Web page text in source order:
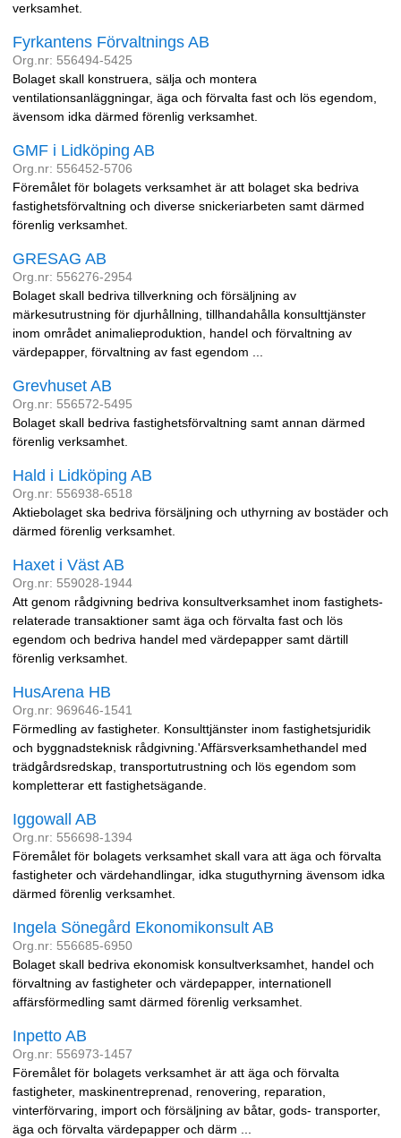
verksamhet.
Fyrkantens Förvaltnings AB
Org.nr: 556494-5425
Bolaget skall konstruera, sälja och montera
ventilationsanläggningar, äga och förvalta fast och lös egendom,
ävensom idka därmed förenlig verksamhet.
GMF i Lidköping AB
Org.nr: 556452-5706
Föremålet för bolagets verksamhet är att bolaget ska bedriva
fastighetsförvaltning och diverse snickeriarbeten samt därmed
förenlig verksamhet.
GRESAG AB
Org.nr: 556276-2954
Bolaget skall bedriva tillverkning och försäljning av
märkesutrustning för djurhållning, tillhandahålla konsulttjänster
inom området animalieproduktion, handel och förvaltning av
värdepapper, förvaltning av fast egendom ...
Grevhuset AB
Org.nr: 556572-5495
Bolaget skall bedriva fastighetsförvaltning samt annan därmed
förenlig verksamhet.
Hald i Lidköping AB
Org.nr: 556938-6518
Aktiebolaget ska bedriva försäljning och uthyrning av bostäder och
därmed förenlig verksamhet.
Haxet i Väst AB
Org.nr: 559028-1944
Att genom rådgivning bedriva konsultverksamhet inom fastighets-
relaterade transaktioner samt äga och förvalta fast och lös
egendom och bedriva handel med värdepapper samt därtill
förenlig verksamhet.
HusArena HB
Org.nr: 969646-1541
Förmedling av fastigheter. Konsulttjänster inom fastighetsjuridik
och byggnadsteknisk rådgivning.'Affärsverksamhethandel med
trädgårdsredskap, transportutrustning och lös egendom som
kompletterar ett fastighetsägande.
Iggowall AB
Org.nr: 556698-1394
Föremålet för bolagets verksamhet skall vara att äga och förvalta
fastigheter och värdehandlingar, idka stuguthyrning ävensom idka
därmed förenlig verksamhet.
Ingela Sönegård Ekonomikonsult AB
Org.nr: 556685-6950
Bolaget skall bedriva ekonomisk konsultverksamhet, handel och
förvaltning av fastigheter och värdepapper, internationell
affärsförmedling samt därmed förenlig verksamhet.
Inpetto AB
Org.nr: 556973-1457
Föremålet för bolagets verksamhet är att äga och förvalta
fastigheter, maskinentreprenad, renovering, reparation,
vinterförvaring, import och försäljning av båtar, gods- transporter,
äga och förvalta värdepapper och därm ...